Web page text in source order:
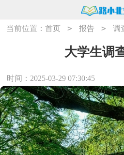
当前位置：首页 > 报告 > 调
大学生调
时间：2025-03-29 07:30:45